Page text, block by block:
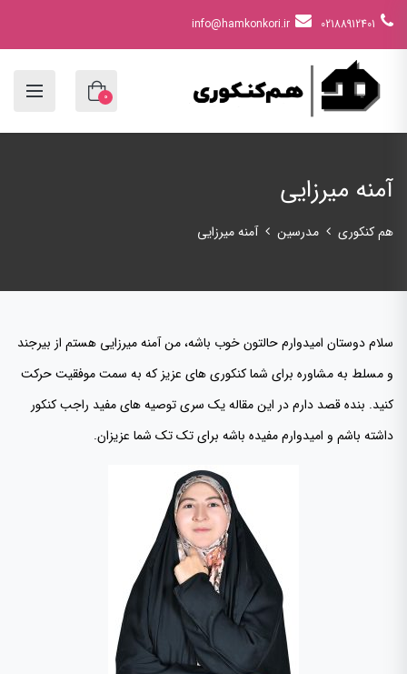
02188912401
info@hamkonkori.ir
0
آمنه میرزایی
هم کنکوری مدرسین آمنه میرزایی
سلام دوستان امیدوارم حالتون خوب باشه، من آمنه میرزایی هستم از بیرجند
و مسلط به مشاوره برای شما کنکوری های عزیز که به سمت موفقیت حرکت
کنید. بنده قصد دارم در این مقاله یک سری توصیه های مفید راجب کنکور
داشته باشم و امیدوارم مفیده باشه برای تک تک شما عزیزان.